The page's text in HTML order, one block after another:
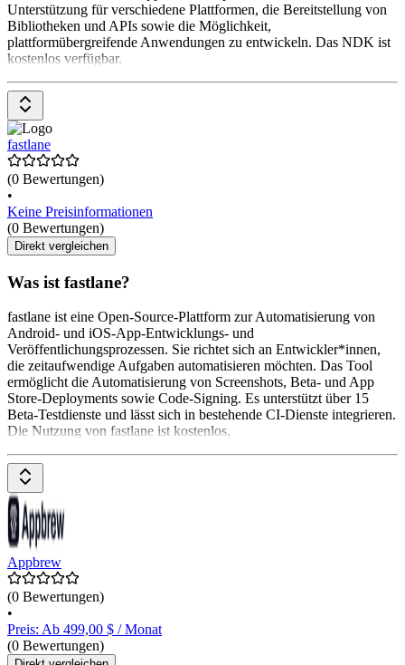
Unterstützung für verschiedene Plattformen, die Bereitstellung von
Bibliotheken und APIs sowie die Möglichkeit,
plattformübergreifende Anwendungen zu entwickeln. Das NDK ist
kostenlos verfügbar.
fastlane
(0 Bewertungen)
•
Keine Preisinformationen
(0 Bewertungen)
Direkt vergleichen
Was ist fastlane?
fastlane ist eine Open-Source-Plattform zur Automatisierung von
Android- und iOS-App-Entwicklungs- und
Veröffentlichungsprozessen. Sie richtet sich an Entwickler*innen,
die zeitaufwendige Aufgaben automatisieren möchten. Das Tool
ermöglicht die Automatisierung von Screenshots, Beta- und App
Store-Deployments sowie Code-Signing. Es unterstützt über 15
Beta-Testdienste und lässt sich in bestehende CI-Dienste integrieren.
Die Nutzung von fastlane ist kostenlos,
Appbrew
(0 Bewertungen)
•
Preis: Ab 499,00 $ / Monat
(0 Bewertungen)